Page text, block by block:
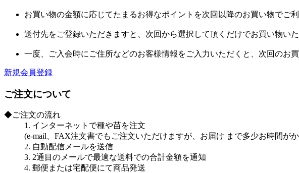
お買い物の金額に応じてたまるお得なポイントを次回以降のお買い物でご利
送付先をご登録いただきますと、次回から選択して頂くだけでお買い物いた
一度、ご入会時にご住所などのお客様情報をご入力いただくと、次回のお
新規会員登録
ご注文について
◆ご注文の流れ
1. インターネットで種や苗を注文
(e-mail、FAX注文書でもご注文いただけますが、お届け まで多少お時間が
2. 自動配信メールを送信
3. 2通目のメールで最適な送料での合計金額を通知
4. 郵便または宅配便にて商品発送